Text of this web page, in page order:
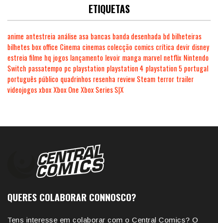
ETIQUETAS
anime antestreia análise asa bancas banda desenhada bd bilheteiras
bilhetes box office Cinema cinemas colecção comics crítica devir disney
estreia filme hq jogos lançamento levoir manga marvel netflix Nintendo
Switch passatempo pc playstation playstation 4 playstation 5 portugal
português público quadrinhos resenha review Steam terror trailer
videojogosxboxXbox One Xbox Series S|X
QUERES COLABORAR CONNOSCO?
Tens interesse em colaborar com o Central Comics? O